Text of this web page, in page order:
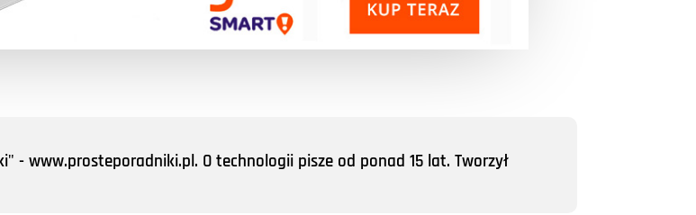
- www.prosteporadniki.pl. O technologii pisze od ponad 15 lat. Tworzył